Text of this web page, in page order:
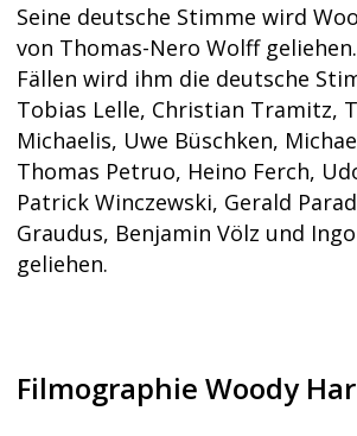
Seine deutsche Stimme wird
von Thomas-Nero Wolff
Fällen wird ihm die deutsche
Tobias Lelle, Christian Tramitz,
Michaelis, Uwe Büschken,
Thomas Petruo, Heino Ferch,
Patrick Winczewski, Gerald
Graudus, Benjamin Völz und
geliehen.
Filmographie Woody